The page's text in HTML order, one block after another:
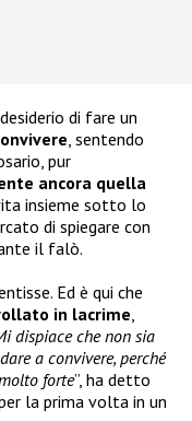
di fare un
, sentendo
pur
ancora quella
insieme sotto lo
di spiegare con
il falò.
Ed è qui che
in lacrime,
dispiace che non sia
a convivere, perché
forte”, ha detto
la prima volta in un